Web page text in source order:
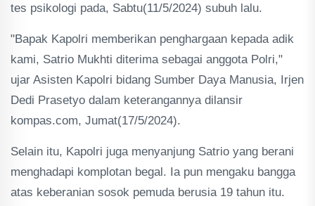
tes psikologi pada, Sabtu(11/5/2024) subuh lalu.
"Bapak Kapolri memberikan penghargaan kepada adik
kami, Satrio Mukhti diterima sebagai anggota Polri,"
ujar Asisten Kapolri bidang Sumber Daya Manusia, Irjen
Dedi Prasetyo dalam keterangannya dilansir
kompas.com, Jumat(17/5/2024).
Selain itu, Kapolri juga menyanjung Satrio yang berani
menghadapi komplotan begal. Ia pun mengaku bangga
atas keberanian sosok pemuda berusia 19 tahun itu.